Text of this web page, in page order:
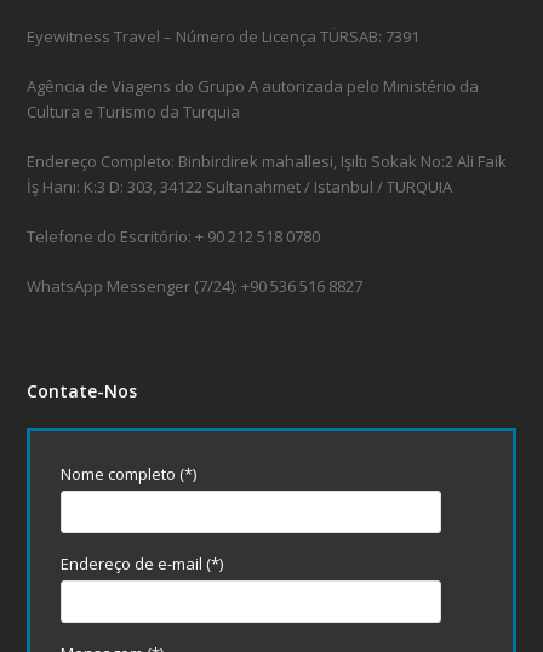
Eyewitness Travel – Número de Licença TÜRSAB: 7391
Agência de Viagens do Grupo A autorizada pelo Ministério da
Cultura e Turismo da Turquia
Endereço Completo: Binbirdirek mahallesi, Işıltı Sokak No:2 Ali Faik
İş Hanı: K:3 D: 303, 34122 Sultanahmet / Istanbul / TURQUIA
Telefone do Escritório: + 90 212 518 0780
WhatsApp Messenger (7/24): +90 536 516 8827
Contate-Nos
Nome completo (*)
Endereço de e-mail (*)